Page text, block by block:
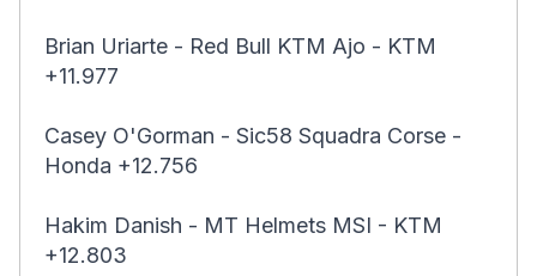
Brian Uriarte - Red Bull KTM Ajo - KTM
+11.977
Casey O'Gorman - Sic58 Squadra Corse -
Honda +12.756
Hakim Danish - MT Helmets MSI - KTM
+12.803